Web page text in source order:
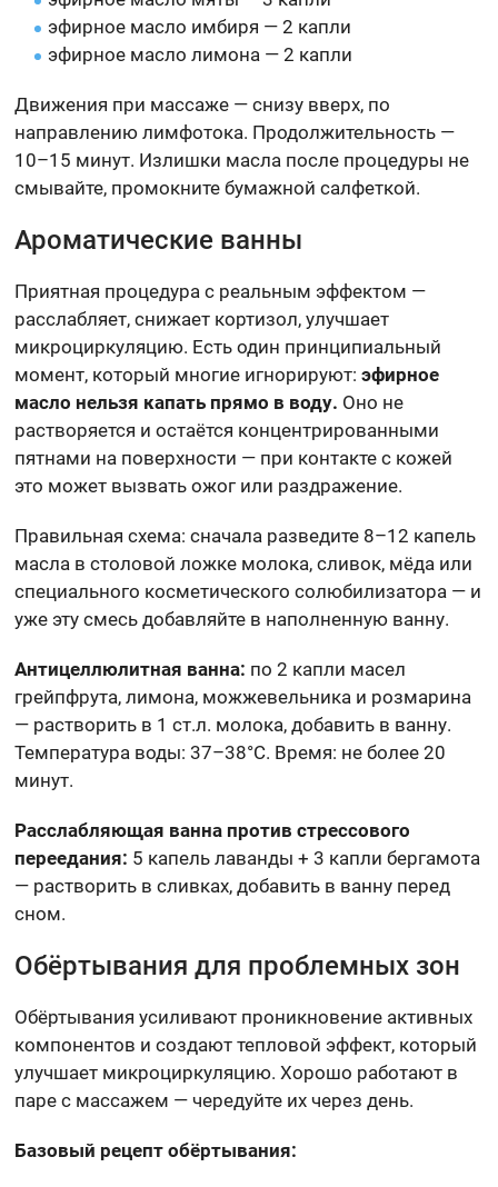
эфирное масло имбиря — 2 капли
эфирное масло лимона — 2 капли
Движения при массаже — снизу вверх, по
направлению лимфотока. Продолжительность —
10–15 минут. Излишки масла после процедуры не
смывайте, промокните бумажной салфеткой.
Ароматические ванны
Приятная процедура с реальным эффектом —
расслабляет, снижает кортизол, улучшает
микроциркуляцию. Есть один принципиальный
момент, который многие игнорируют:эфирное
масло нельзя капать прямо в воду. Оно не
растворяется и остаётся концентрированными
пятнами на поверхности — при контакте с кожей
это может вызвать ожог или раздражение.
Правильная схема: сначала разведите 8–12 капель
масла в столовой ложке молока, сливок, мёда или
специального косметического солюбилизатора — и
уже эту смесь добавляйте в наполненную ванну.
Антицеллюлитная ванна: по 2 капли масел
грейпфрута, лимона, можжевельника и розмарина
— растворить в 1 ст.л. молока, добавить в ванну.
Температура воды: 37–38°C. Время: не более 20
минут.
Расслабляющая ванна против стрессового
переедания: 5 капель лаванды + 3 капли бергамота
— растворить в сливках, добавить в ванну перед
сном.
Обёртывания для проблемных зон
Обёртывания усиливают проникновение активных
компонентов и создают тепловой эффект, который
улучшает микроциркуляцию. Хорошо работают в
паре с массажем — чередуйте их через день.
Базовый рецепт обёртывания: